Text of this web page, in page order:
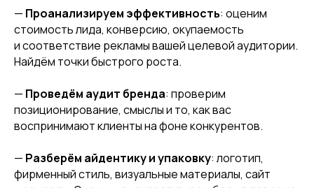
— Проанализируем эффективность: оценим
стоимость лида, конверсию, окупаемость
и соответствие рекламы вашей целевой аудитории.
Найдём точки быстрого роста.
— Проведём аудит бренда: проверим
позиционирование, смыслы и то, как вас
воспринимают клиенты на фоне конкурентов.
— Разберём айдентику и упаковку: логотип,
фирменный стиль, визуальные материалы, сайт